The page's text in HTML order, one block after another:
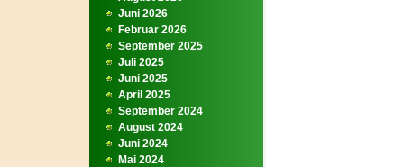
Juni 2026
Februar 2026
September 2025
Juli 2025
Juni 2025
April 2025
September 2024
August 2024
Juni 2024
Mai 2024